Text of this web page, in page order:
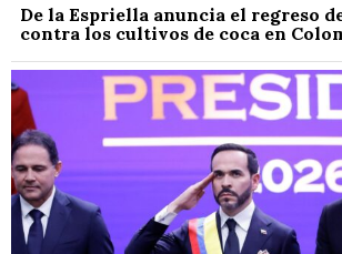
De la Espriella anuncia el regreso
contra los cultivos de coca en